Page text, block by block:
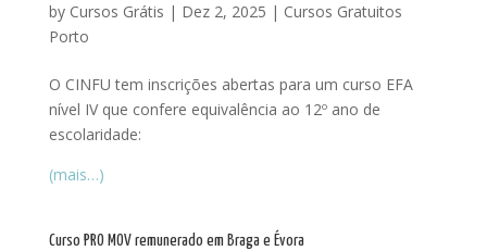
by Cursos Grátis | Dez 2, 2025 | Cursos Gratuitos
Porto
O CINFU tem inscrições abertas para um curso EFA
nível IV que confere equivalência ao 12º ano de
escolaridade:
(mais…)
Curso PRO MOV remunerado em Braga e Évora